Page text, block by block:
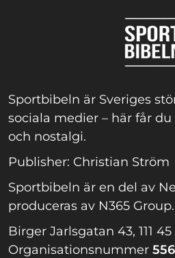
Sportbibeln är Sveriges
sociala medier – här får
och nostalgi.
Publisher: Christian Ström
Sportbibeln är en del av
produceras av N365 Group.
Birger Jarlsgatan 43, 111
Organisationsnummer